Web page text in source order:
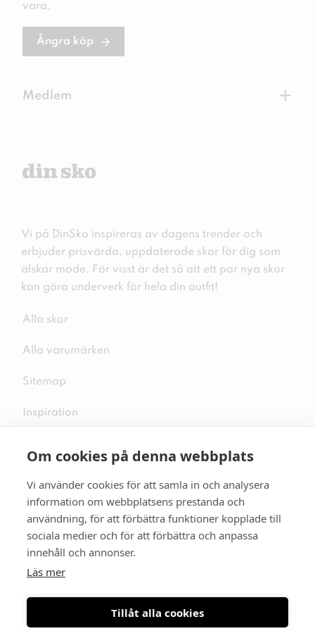
Om cookies på denna webbplats
Vi använder cookies för att samla in och analysera
information om webbplatsens prestanda och
användning, för att förbättra funktioner kopplade till
sociala medier och för att förbättra och anpassa
innehåll och annonser.
Läs mer
Tillåt alla cookies
vara.
Ångra köp
Medlem +
Vi på DinSko inspireras av dagens trender och
erbjuder prisvärda, uppdaterade skor för dig som
älskar mode. För visst är det så att ett par nya skor
kan göra underverk för hela din outfit!
Alla skor
Alla varumärken
Sitemap
Inspiration
Följ oss på sociala medier
Se mer skor: skopunkten.se